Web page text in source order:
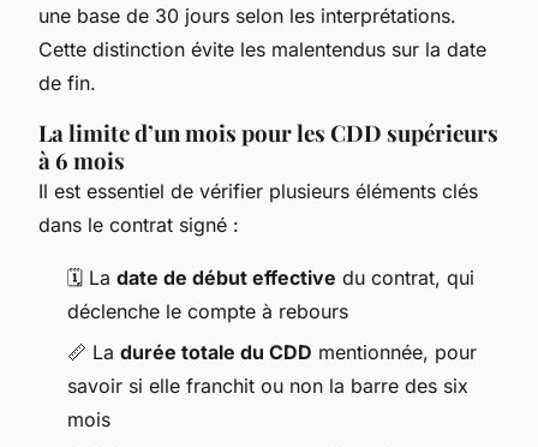
une base de 30 jours selon les interprétations.
Cette distinction évite les malentendus sur la date
de fin.
La limite d’un mois pour les CDD supérieurs
à 6 mois
Il est essentiel de vérifier plusieurs éléments clés
dans le contrat signé :
🗓️ La date de début effective du contrat, qui
déclenche le compte à rebours
📏 La durée totale du CDD mentionnée, pour
savoir si elle franchit ou non la barre des six
mois